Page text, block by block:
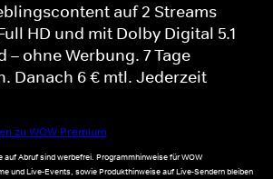
auf 2 Streams
HD und mit Dolby Digital 5.1
– ohne Werbung. 7 Tage
Danach 6 € mtl. Jederzeit
zu WOW Premium
auf Abruf sind werbefrei. Programmhinweise für WOW
und Live-Events, sowie Produkthinweise auf Live-Sendern bleiben